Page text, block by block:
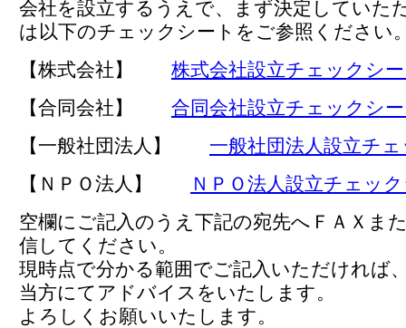
会社を設立するうえで、まず決定していた
は以下のチェックシートをご参照ください
【株式会社】 株式会社設立チェックシ
【合同会社】 合同会社設立チェックシ
【一般社団法人】 一般社団法人設立チ
【ＮＰＯ法人】
ＮＰＯ法人設立チェッ
空欄にご記入のうえ下記の宛先へＦＡＸま
信してください。
現時点で分かる範囲でご記入いただければ
当方にてアドバイスをいたします。
よろしくお願いいたします。